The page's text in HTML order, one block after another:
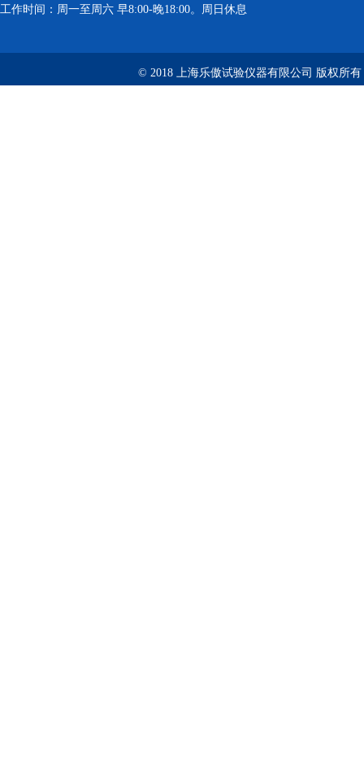
工作时间：周一至周六 早8:00-晚18:00。周日休息
© 2018 上海乐傲试验仪器有限公司 版权所